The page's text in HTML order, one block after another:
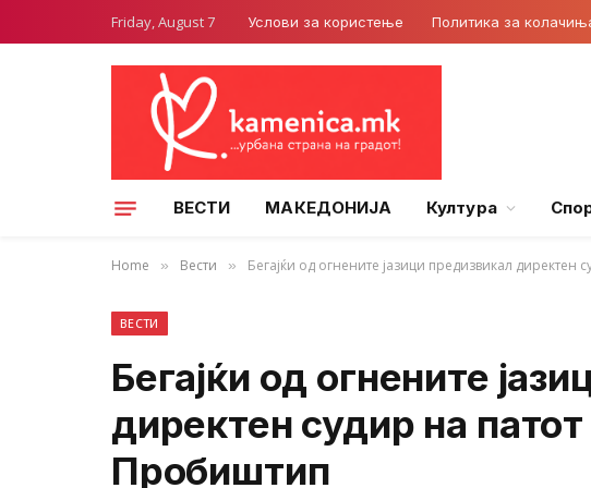
Friday, August 7 Услови за користење Политика за
ВЕСТИ МАКЕДОНИЈА Култура
Home » Вести » Бегајќи од огнените јазици предизвикал
ВЕСТИ
Бегајќи од огнените
директен судир на
Пробиштип